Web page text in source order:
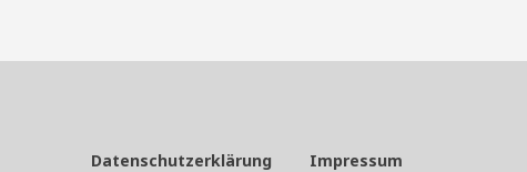
Datenschutzerklärung Impressum